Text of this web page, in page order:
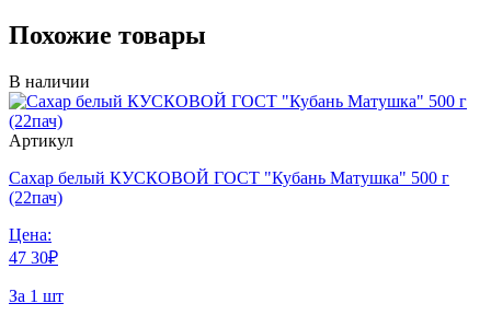
Похожие товары
В наличии
Артикул
Сахар белый КУСКОВОЙ ГОСТ "Кубань Матушка" 500 г
(22пач)
Цена:
47 30₽
За 1 шт